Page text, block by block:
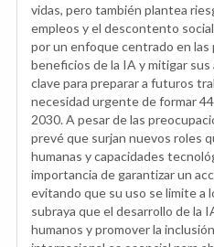
vidas, pero también plantea
empleos y el descontento
por un enfoque centrado en las
beneficios de la IA y mitigar sus
clave para preparar a futuros
necesidad urgente de formar
2030. A pesar de las
prevé que surjan nuevos roles
humanas y capacidades
importancia de garantizar un
evitando que su uso se limite a
subraya que el desarrollo de la
humanos y promover la